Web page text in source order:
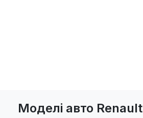
Моделі авто Renault